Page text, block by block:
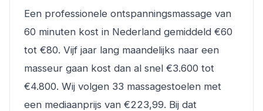
Een professionele ontspanningsmassage van
60 minuten kost in Nederland gemiddeld €60
tot €80. Vijf jaar lang maandelijks naar een
masseur gaan kost dan al snel €3.600 tot
€4.800. Wij volgen 33 massagestoelen met
een mediaanprijs van €223,99. Bij dat